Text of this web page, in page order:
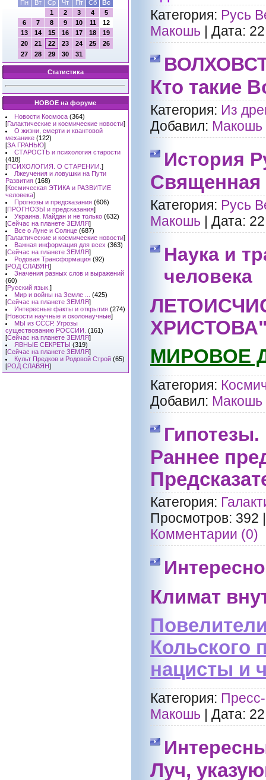
Пн
Вт Ср Чт Пт Сб
Вс
1
2 3 4
5
6
7 8 9 10 11
12
13
14 15 16 17 18
19
20
21 22 23 24 25
26
27
28 29 30 31
Статистика
НОВОЕ на форуме
Новости Космоса (364)
[Галактические и космические новости]
О жизни, смерти и квантовой
механике (122)
[ЗА ГРАНЬЮ]
СТАРОСТЬ и психология старости
(418)
[ПСИХОЛОГИЯ. О СТАРЕНИИ. ]
Лжеучения и ловушки на Пути
Развития (168)
[Космическая ЭТИКА и РАЗВИТИЕ
человека]
Прогнозы и предсказания (606)
[ПРОГНОЗЫ и предсказания]
Украина. Майдан и не только (632)
[Сейчас на планете ЗЕМЛЯ]
Все о Луне и Солнце (687)
[Галактические и космические новости]
Важная информация для всех (363)
[Сейчас на планете ЗЕМЛЯ]
Родовая Трансформация (92)
[РОД СЛАВЯН]
Значения разных слов и выражений
(60)
[Русский язык. ]
Мир и войны на Земле ...
(425)
[Сейчас на планете ЗЕМЛЯ]
Интересные факты и открытия (274)
[Новости научные и околонаучные]
МЫ из СССР. Угрозы
существованию РОССИИ. (161)
[Сейчас на планете ЗЕМЛЯ]
ЯВНЫЕ СЕКРЕТЫ (319)
[Сейчас на планете ЗЕМЛЯ]
Культ Предков и Родовой Строй (65)
[РОД СЛАВЯН]
Категория: Русь
Макошь
Дата:
Кто такие
Категория: Из
Добавил: Макошь
История
Священная
Категория: Русь
Макошь
Дата:
Наука и
человека
МИРОВОЕ
Категория:
Добавил: Макошь
Раннее
Категория:
Просмотров: 392
Комментарии (0)
Климат
Кольского
нацисты и
Категория:
Макошь
Дата:
Луч,